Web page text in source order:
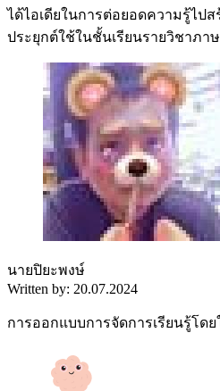
ได้ไอเดียในการต่อยอดความรู้ไป
ประยุกต์ใช้ในชั้นเรียนรายวิชาภา
นายปิยะพงษ์
Written by: 20.07.2024
การออกแบบการจัดการเรียนรู้โดย